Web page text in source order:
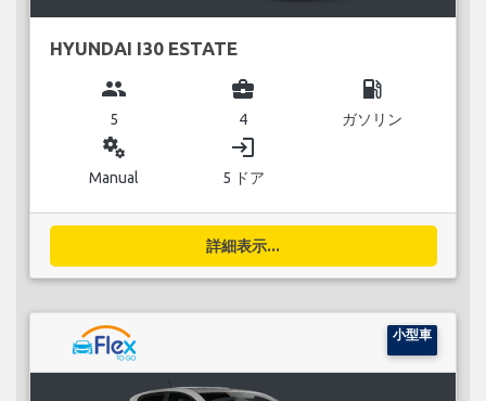
HYUNDAI I30 ESTATE
group
5
business_center
4
local_gas_station
ガソリン
miscellaneous_services
Manual
login
5 ドア
詳細表示...
小型車